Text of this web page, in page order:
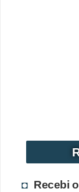
Recebi
d
é